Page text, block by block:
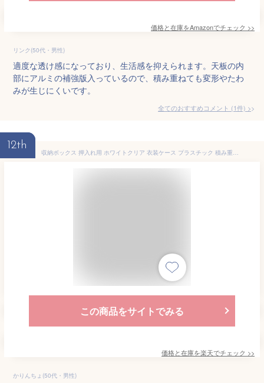
価格と在庫をAmazonでチェック >>
リンク(50代・男性)
適度な透け感になっており、生活感を抑えられます。天板の内
部にアルミの補強版入っているので、積み重ねても変形やたわ
みが生じにくいです。
全てのおすすめコメント (1件) >
12th
収納ボックス 押入れ用 ホワイトクリア 衣装ケース プラスチック 積み重ね可能 整理ケース クローゼット収納 日本製 幅33.7 奥行69.4 高さ18cm 3段まで 引き出し耐荷重5.4kg 全体耐荷重25.5kg
この商品をサイトでみる
価格と在庫を楽天でチェック >>
かりんちょ(50代・男性)